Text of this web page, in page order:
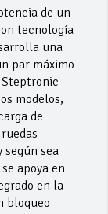
de un
tecnología
una
par máximo
modelos,
de
según sea
apoya en
en la
bloqueo